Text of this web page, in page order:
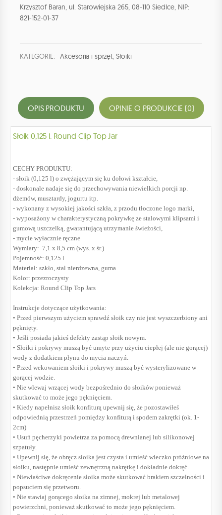
Krzysztof Baran, ul. Starowiejska 265, 08-110 Siedlce, NIP:
821-152-01-37
KATEGORIE: Akcesoria i sprzęt, Słoiki
OPIS PRODUKTU OPINIE O PRODUKCIE (0)
Słoik 0,125 l. Round Clip Top Jar
CECHY PRODUKTU:
- słoik (0,125 l) o zwężającym się ku dołowi kształcie,
- doskonale nadaje się do przechowywania niewielkich porcji np.
dżemów, musztardy, jogurtu itp.
- wykonany z wysokiej jakości szkła, z przodu tłoczone logo marki,
- wyposażony w charakterystyczną pokrywkę ze stalowymi klipsami i
gumową uszczelką, gwarantującą utrzymanie świeżości,
- mycie wyłacznie ręczne
Wymiary: 7,1 x 8,5 cm (wys. x śr.)
Pojemność: 0,125 l
Materiał: szkło, stal nierdzewna, guma
Kolor: przezroczysty
Kolekcja: Round Clip Top Jars
Instrukcje dotyczące użytkowania:
• Przed pierwszym użyciem sprawdź słoik czy nie jest wyszczerbiony ani
pęknięty.
• Jeśli posiada jakieś defekty zastąp słoik nowym.
• Słoiki i pokrywy muszą być umyte przy użyciu ciepłej (ale nie gorącej)
wody z dodatkiem płynu do mycia naczyń.
• Przed wekowaniem słoiki i pokrywy muszą być wysterylizowane w
gorącej wodzie.
• Nie wlewaj wrzącej wody bezpośrednio do słoików ponieważ
skutkować to może jego pęknięciem.
• Kiedy napełnisz słoik konfiturą upewnij się, że pozostawiłeś
odpowiednią przestrzeń pomiędzy konfiturą i spodem zakrętki (ok. 1-
2cm)
• Usuń pęcherzyki powietrza za pomocą drewnianej lub silikonowej
szpatuły.
• Upewnij się, że obręcz słoika jest czysta i umieść wieczko próżniowe na
słoiku, następnie umieść zewnętrzną nakrętkę i dokładnie dokręć.
• Niewłaściwe dokręcenie słoika może skutkować brakiem szczelności i
popsuciem się przetworu.
• Nie stawiaj gorącego słoika na zimnej, mokrej lub metalowej
powierzchni, ponieważ skutkować to może jego pęknięciem.